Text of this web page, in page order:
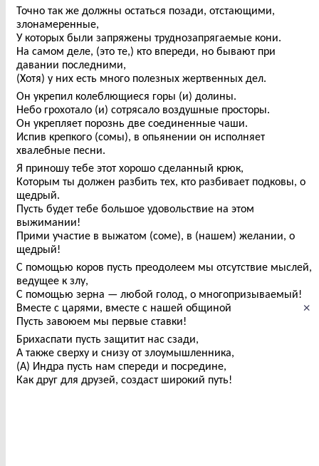
×
Точно так же должны остаться позади, отстающими,
злонамеренные,
У которых были запряжены труднозапрягаемые кони.
На самом деле, (это те,) кто впереди, но бывают при
давании последними,
(Хотя) у них есть много полезных жертвенных дел.
Он укрепил колеблющиеся горы (и) долины.
Небо грохотало (и) сотрясало воздушные просторы.
Он укрепляет порознь две соединенные чаши.
Испив крепкого (сомы), в опьянении он исполняет
хвалебные песни.
Я приношу тебе этот хорошо сделанный крюк,
Которым ты должен разбить тех, кто разбивает подковы, о
щедрый.
Пусть будет тебе большое удовольствие на этом
выжимании!
Прими участие в выжатом (соме), в (нашем) желании, о
щедрый!
С помощью коров пусть преодолеем мы отсутствие мыслей,
ведущее к злу,
С помощью зерна — любой голод, о многопризываемый!
Вместе с царями, вместе с нашей общиной
Пусть завоюем мы первые ставки!
Брихаспати пусть защитит нас сзади,
А также сверху и снизу от злоумышленника,
(А) Индра пусть нам спереди и посредине,
Как друг для друзей, создаст широкий путь!